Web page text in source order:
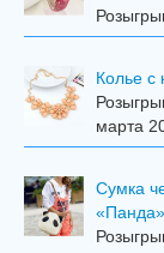
Колье с
марта
Сумка
«Панда»